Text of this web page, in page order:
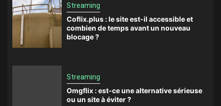
Streaming
Coflix.plus : le site est-il accessible et
combien de temps avant un nouveau
blocage ?
Streaming
Omgflix : est-ce une alternative sérieuse
ou un site à éviter ?